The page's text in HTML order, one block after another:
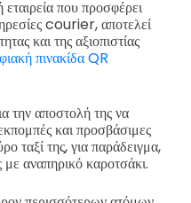
που προσφέρει
courier, αποτελεί
και της αξιοπιστίας
πινακίδα QR
την αποστολή της να
και προσβάσιμες
ταξί της, για παράδειγμα,
με αναπηρικό καροτσάκι.